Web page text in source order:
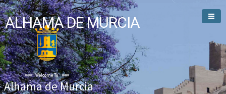
ALHAMA DE MURCIA
Welcome To
Alhama de Murcia